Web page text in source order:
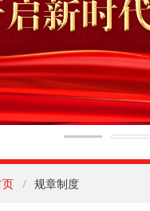
规章制度